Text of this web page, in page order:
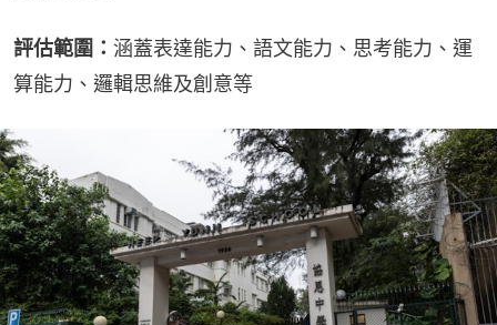
評估範圍： 涵蓋表達能力、語文能力、思考能力、運
算能力、邏輯思維及創意等